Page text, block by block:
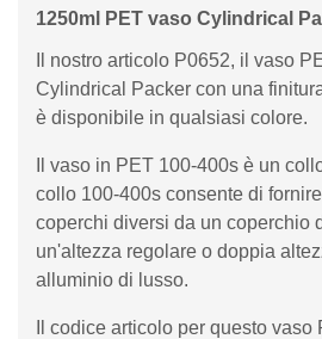
1250ml PET vaso Cylindrical
Il nostro articolo P0652, il vaso
Cylindrical Packer con una
è disponibile in qualsiasi colore.
Il vaso in PET 100-400s è un
collo 100-400s consente di
coperchi diversi da un coperchio
un'altezza regolare o doppia
alluminio di lusso.
Il codice articolo per questo vaso